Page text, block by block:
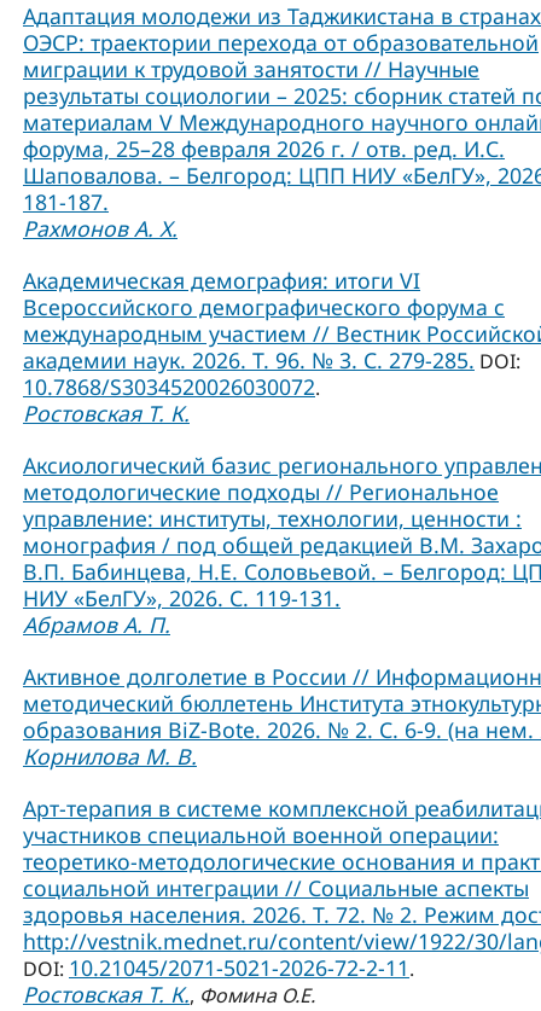
Адаптация молодежи из Таджикистана в странах
ОЭСР: траектории перехода от образовательной
миграции к трудовой занятости // Научные
результаты социологии – 2025: сборник статей
материалам V Международного научного
форума, 25–28 февраля 2026 г. / отв. ред. И.С.
Шаповалова. – Белгород: ЦПП НИУ «БелГУ»,
181-187.
Рахмонов А. Х.
Академическая демография: итоги VI
Всероссийского демографического форума с
международным участием // Вестник
академии наук. 2026. Т. 96. № 3. С. 279-285. DOI:
10.7868/S3034520026030072.
Ростовская Т. К.
Аксиологический базис регионального
методологические подходы // Региональное
управление: институты, технологии, ценности :
монография / под общей редакцией В.М.
В.П. Бабинцева, Н.Е. Соловьевой. – Белгород:
НИУ «БелГУ», 2026. С. 119-131.
Абрамов А. П.
Активное долголетие в России //
методический бюллетень Института
образования BiZ-Bote. 2026. № 2. С. 6-9. (на нем.
Корнилова М. В.
Арт-терапия в системе комплексной
участников специальной военной операции:
теоретико-методологические основания и
социальной интеграции // Социальные аспекты
здоровья населения. 2026. Т. 72. № 2. Режим
http://vestnik.mednet.ru/content/view/1922/30/
DOI: 10.21045/2071-5021-2026-72-2-11.
Ростовская Т. К., Фомина О.Е.